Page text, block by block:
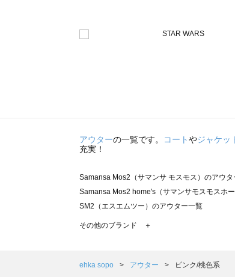
アウターの一覧です。 コートやジャケッ
充実！
Samansa Mos2（サマンサ モスモス）のアウタ
Samansa Mos2 home's（サマンサモスモスホ
SM2（エスエムツー）のアウター一覧
TSUHARU by Samansa Mos2（ツハルバイサ
Samansa Mos2 Lagom（サマンサモスモス ラ
その他のブランド ＋
ehka sopo アウター ピンク/桃色系